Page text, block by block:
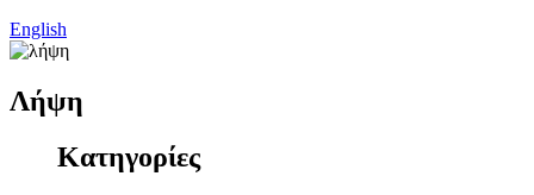
English
Λήψη
Κατηγορίες